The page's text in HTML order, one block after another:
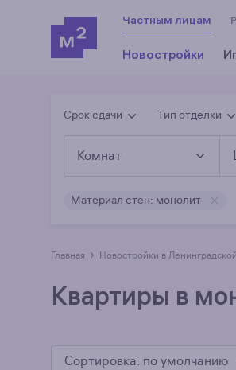
Частным лицам
Новостройки
Срок сдачи Тип отделки
Комнат
Материал стен: монолит
Главная › Новостройки в
Квартиры в
Сортировка: по умолчанию